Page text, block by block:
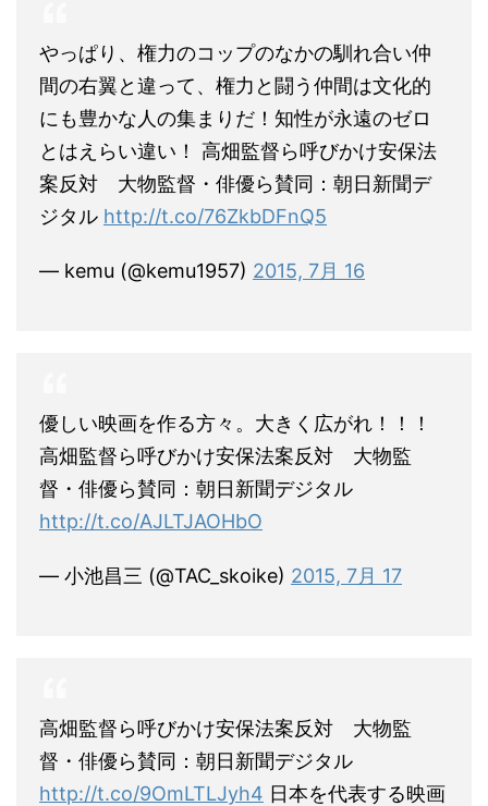
やっぱり、権力のコップのなかの馴れ合い仲
間の右翼と違って、権力と闘う仲間は文化的
にも豊かな人の集まりだ！知性が永遠のゼロ
とはえらい違い！ 高畑監督ら呼びかけ安保法
案反対 大物監督・俳優ら賛同：朝日新聞デ
ジタル http://t.co/76ZkbDFnQ5
— kemu (@kemu1957) 2015, 7月 16
優しい映画を作る方々。大きく広がれ！！！
高畑監督ら呼びかけ安保法案反対 大物監
督・俳優ら賛同：朝日新聞デジタル
http://t.co/AJLTJAOHbO
— 小池昌三 (@TAC_skoike) 2015, 7月 17
高畑監督ら呼びかけ安保法案反対 大物監
督・俳優ら賛同：朝日新聞デジタル
http://t.co/9OmLTLJyh4 日本を代表する映画